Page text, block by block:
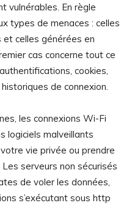
vulnérables. En règle
types de menaces : celles
celles générées en
cas concerne tout ce
cookies,
de connexion.
les connexions Wi-Fi
logiciels malveillants
vie privée ou prendre
serveurs non sécurisés
de voler les données,
s’exécutant sous http